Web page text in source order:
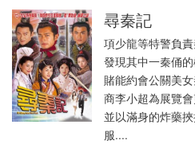
尋秦記
項少龍等特警負
發現其中一秦俑
賭能約會公關美
商李小超為展覽
並以滿身的炸藥
服....